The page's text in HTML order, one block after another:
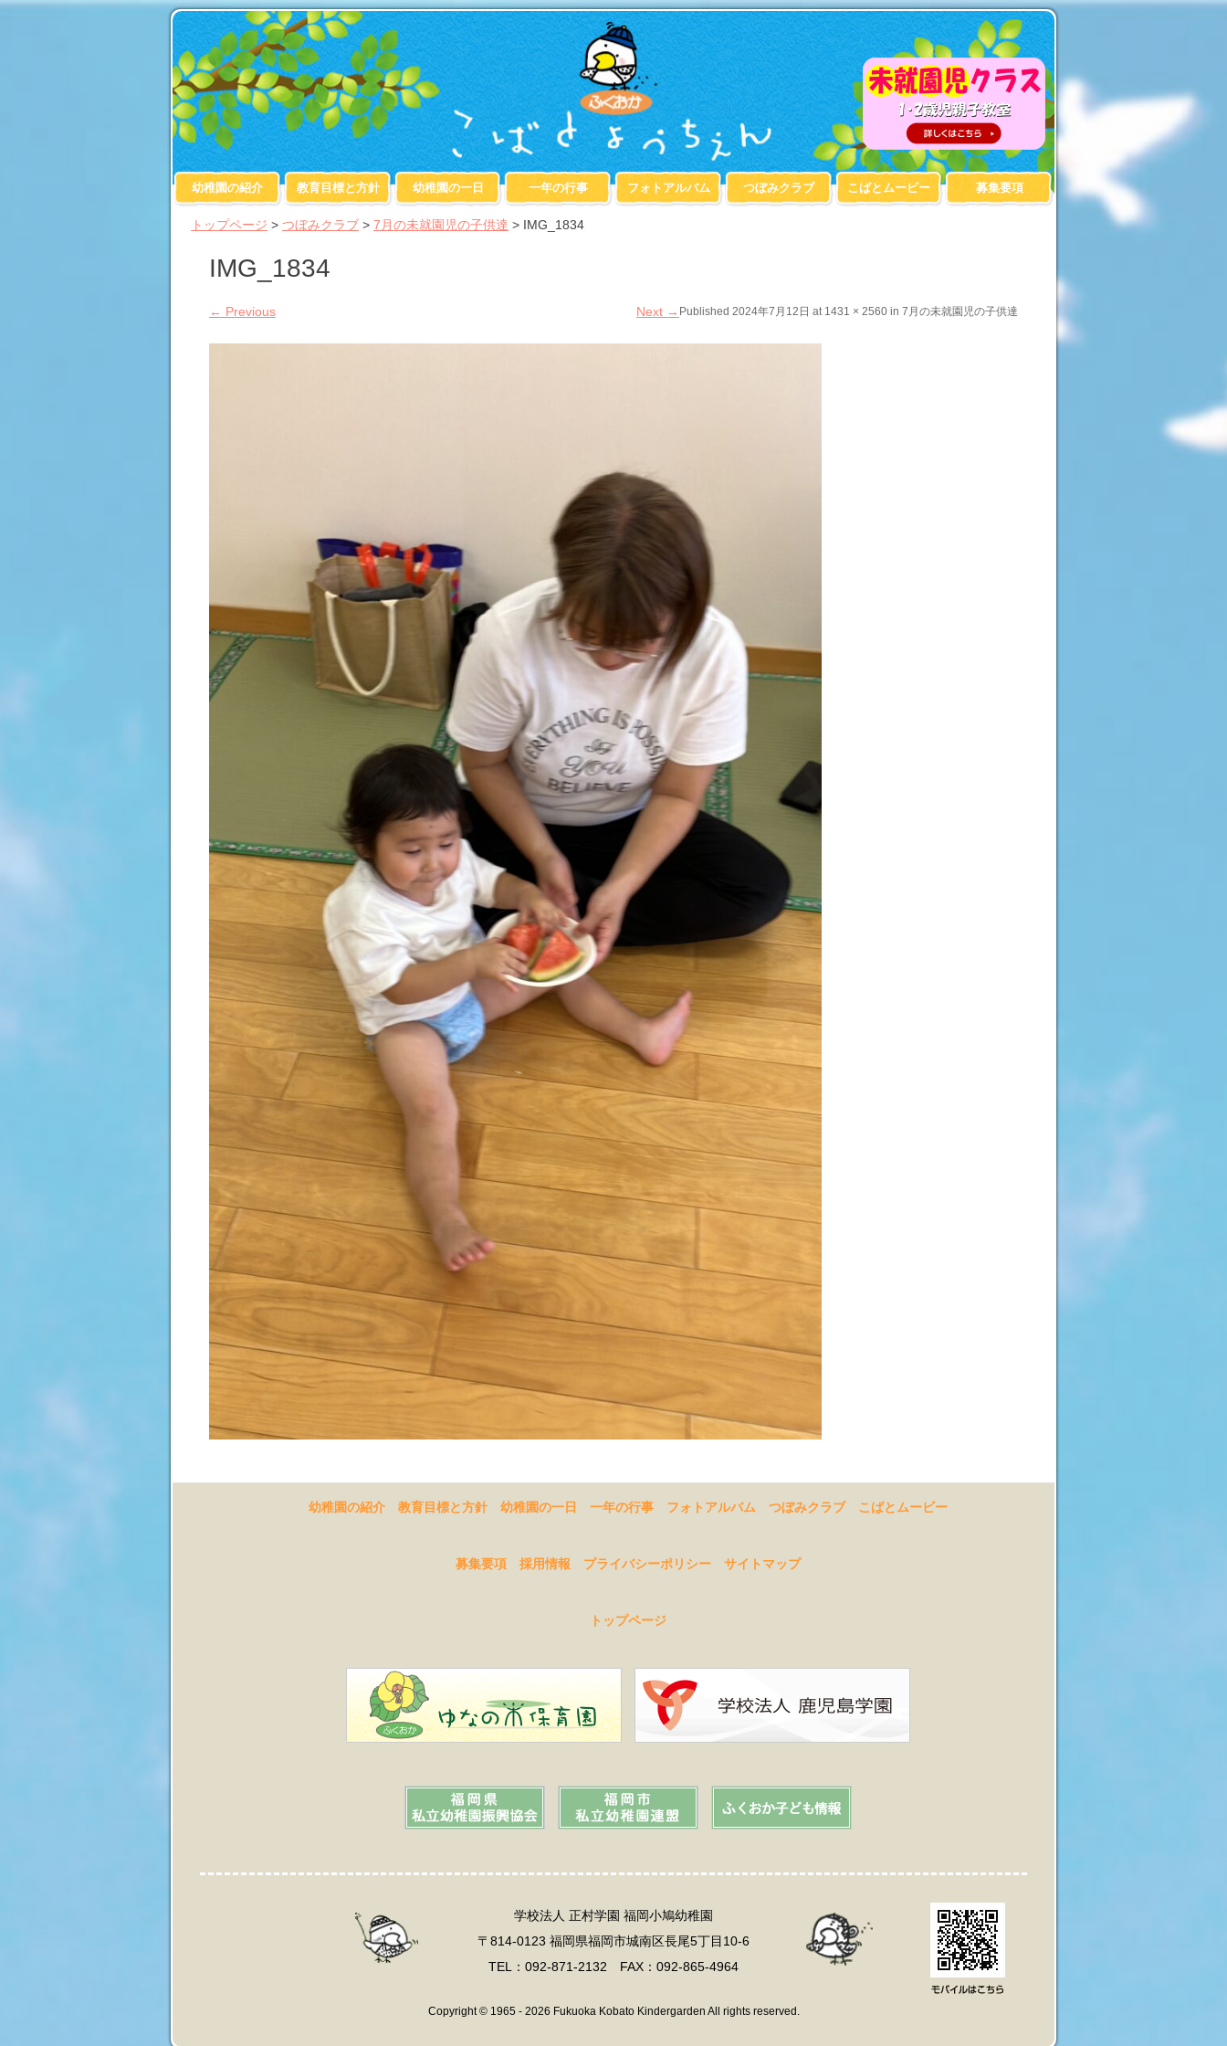
幼稚園の紹介 教育目標と方針 幼稚園の一日 一年の行事 フォトアルバム つぼみクラブ こばとムービー 募集要項
トップページ > つぼみクラブ > 7月の未就園児の子供達 > IMG_1834
IMG_1834
Published 2024年7月12日 at 1431 × 2560 in 7月の未就園児の子供達
← Previous Next →
幼稚園の紹介 教育目標と方針 幼稚園の一日 一年の行事 フォトアルバム つぼみクラブ こばとムービー
募集要項 採用情報 プライバシーポリシー サイトマップ
トップページ
学校法人 正村学園 福岡小鳩幼稚園
〒814-0123 福岡県福岡市城南区長尾5丁目10-6
TEL：092-871-2132 FAX：092-865-4964
Copyright © 1965 - 2026 Fukuoka Kobato Kindergarden All rights reserved.